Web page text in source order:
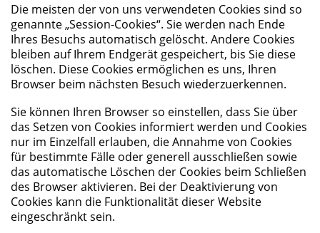
Die meisten der von uns verwendeten Cookies sind so
genannte „Session-Cookies“. Sie werden nach Ende
Ihres Besuchs automatisch gelöscht. Andere Cookies
bleiben auf Ihrem Endgerät gespeichert, bis Sie diese
löschen. Diese Cookies ermöglichen es uns, Ihren
Browser beim nächsten Besuch wiederzuerkennen.
Sie können Ihren Browser so einstellen, dass Sie über
das Setzen von Cookies informiert werden und Cookies
nur im Einzelfall erlauben, die Annahme von Cookies
für bestimmte Fälle oder generell ausschließen sowie
das automatische Löschen der Cookies beim Schließen
des Browser aktivieren. Bei der Deaktivierung von
Cookies kann die Funktionalität dieser Website
eingeschränkt sein.